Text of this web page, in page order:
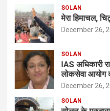
SOLAN
मेरा हिमाचल,
December 26,
SOLAN
IAS अधिकारी
लोकसेवा आयोग
December 26,
SOLAN